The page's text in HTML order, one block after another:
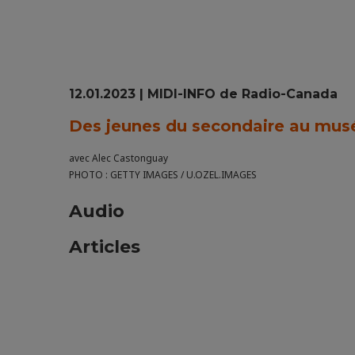
12.01.2023 | MIDI-INFO de Radio-Canada
Des jeunes du secondaire au
avec Alec Castonguay
PHOTO : GETTY IMAGES / U.OZEL.IMAGES
Audio
Articles